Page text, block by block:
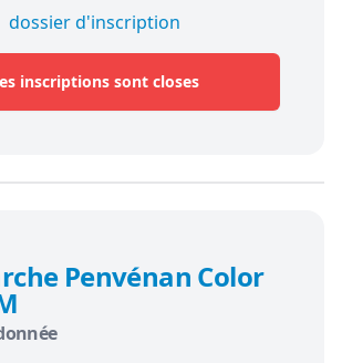
dossier d'inscription
inscriptions sont closes
Penvénan Color